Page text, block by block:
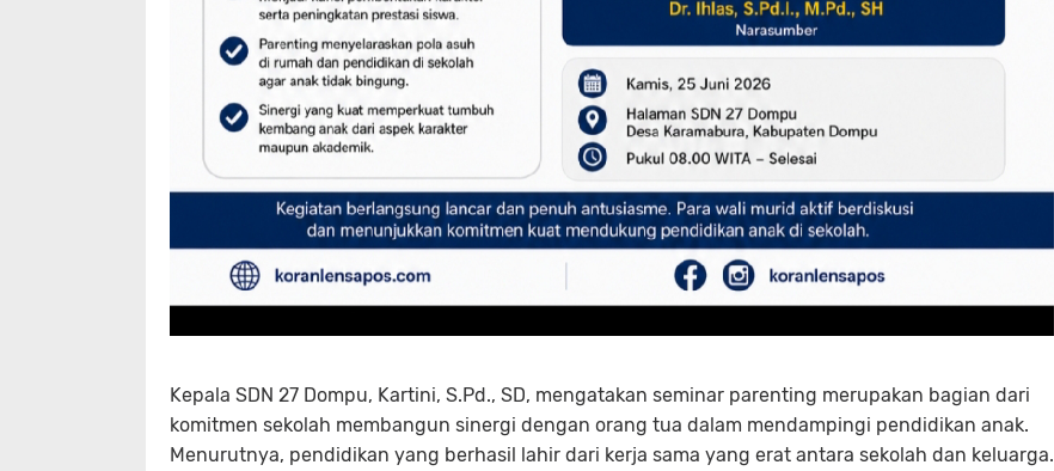
Kepala SDN 27 Dompu, Kartini, S.Pd., SD, mengatakan seminar parenting merupakan bagian dari
komitmen sekolah membangun sinergi dengan orang tua dalam mendampingi pendidikan anak.
Menurutnya, pendidikan yang berhasil lahir dari kerja sama yang erat antara sekolah dan keluarga.